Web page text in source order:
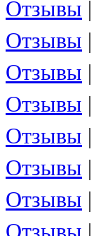
Отзывы |
Отзывы |
Отзывы |
Отзывы |
Отзывы |
Отзывы |
Отзывы |